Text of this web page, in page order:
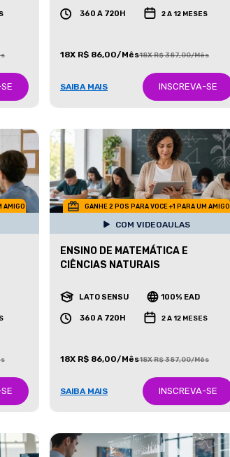
360 A 720H 2 A 12 MESES
18X R$ 86,00/Mês18X R$ 387,00/Mês
SAIBA MAIS INSCREVA-SE
AMIGO GANHE 2 POS PARA VOCE +1 PARA UM AMIGO
COM VIDEOAULAS
ENSINO DE MATEMÁTICA E
CIÊNCIAS NATURAIS
LATO SENSU 100% EAD
360 A 720H 2 A 12 MESES
18X R$ 86,00/Mês18X R$ 387,00/Mês
SAIBA MAIS INSCREVA-SE